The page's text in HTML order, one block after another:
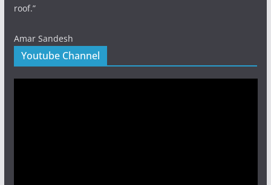
roof.”
Amar Sandesh
Youtube Channel